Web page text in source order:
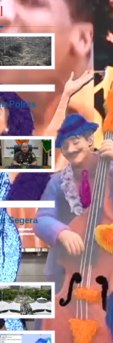
Polres
Segera